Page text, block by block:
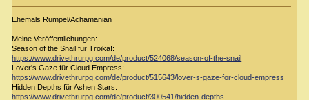
Ehemals Rumpel/Achamanian
Meine Veröffentlichungen:
Season of the Snail für Troika!:
https://www.drivethrurpg.com/de/product/524068/season-of-the-snail
Lover's Gaze für Cloud Empress:
https://www.drivethrurpg.com/de/product/515643/lover-s-gaze-for-cloud-empress
Hidden Depths für Ashen Stars:
https://www.drivethrurpg.com/de/product/300541/hidden-depths